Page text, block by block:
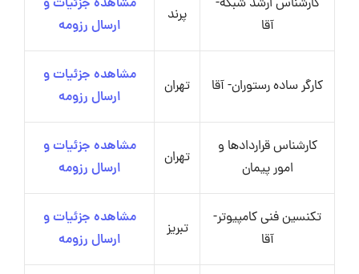
کارشناس ارشد شبکه-
آقا
پرند
مشاهده جزئیات و
ارسال رزومه
کارگر ساده رستوران- آقا تهران
مشاهده جزئیات و
ارسال رزومه
کارشناس قراردادها و
امور پیمان
تهران
مشاهده جزئیات و
ارسال رزومه
تکنسین فنی کامپیوتر-
آقا
تبریز
مشاهده جزئیات و
ارسال رزومه